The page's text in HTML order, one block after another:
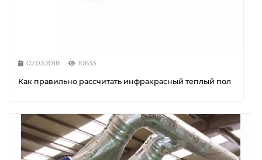
02.03.2018 10633
Как правильно рассчитать инфракрасный теплый пол